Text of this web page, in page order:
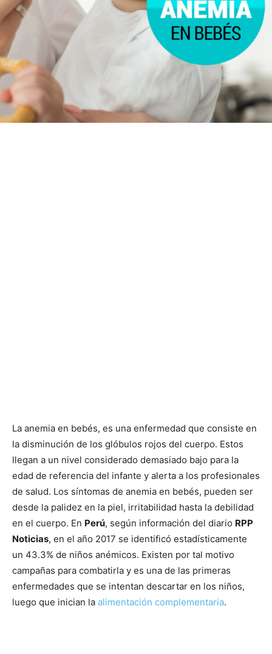
La anemia en bebés, es una enfermedad que consiste en
la disminución de los glóbulos rojos del cuerpo. Estos
llegan a un nivel considerado demasiado bajo para la
edad de referencia del infante y alerta a los profesionales
de salud. Los síntomas de anemia en bebés, pueden ser
desde la palidez en la piel, irritabilidad hasta la debilidad
en el cuerpo. En Perú, según información del diario RPP
Noticias, en el año 2017 se identificó estadísticamente
un 43.3% de niños anémicos. Existen por tal motivo
campañas para combatirla y es una de las primeras
enfermedades que se intentan descartar en los niños,
luego que inician la alimentación complementaria.